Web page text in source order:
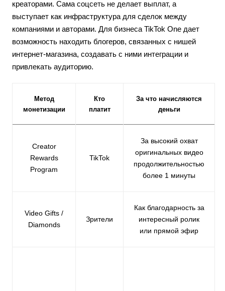
креаторами. Сама соцсеть не делает выплат, а
выступает как инфраструктура для сделок между
компаниями и авторами. Для бизнеса TikTok One дает
возможность находить блогеров, связанных с нишей
интернет-магазина, создавать с ними интеграции и
привлекать аудиторию.
Метод
монетизации
Кто
платит
За что начисляются
деньги
Creator
Rewards
Program
TikTok
За высокий охват
оригинальных видео
продолжительностью
более 1 минуты
Video Gifts /
Diamonds
Зрители
Как благодарность за
интересный ролик
или прямой эфир